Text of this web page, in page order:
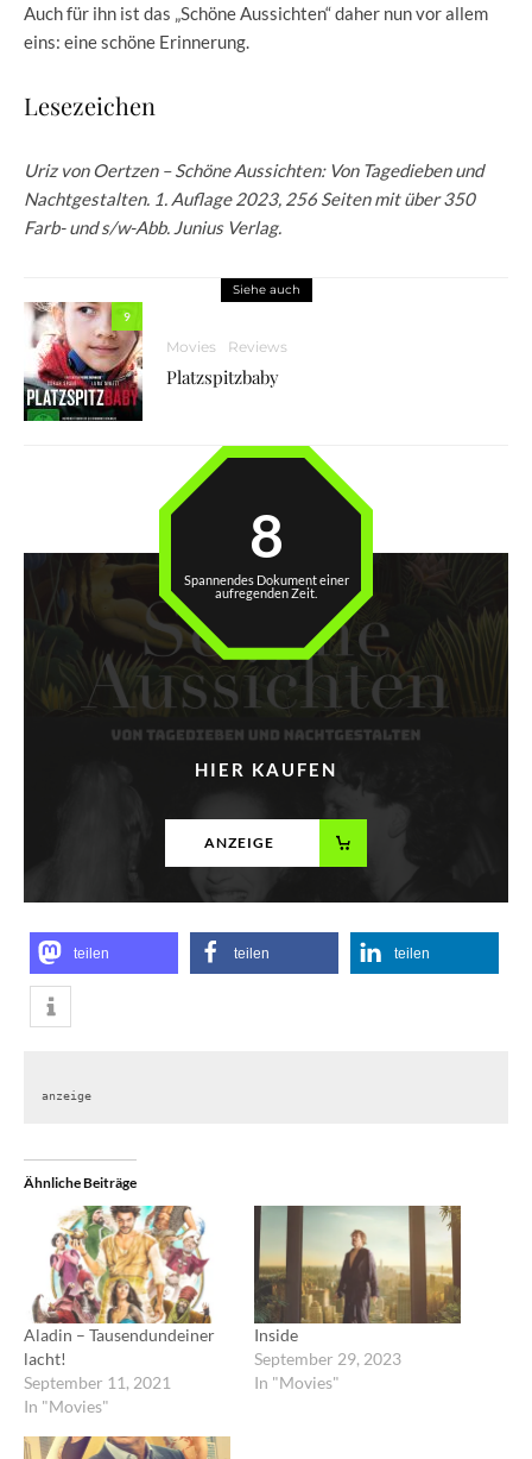
Auch für ihn ist das „Schöne Aussichten“ daher nun vor allem
eins: eine schöne Erinnerung.
Lesezeichen
Uriz von Oertzen – Schöne Aussichten: Von Tagedieben und
Nachtgestalten. 1. Auflage 2023, 256 Seiten mit über 350
Farb- und s/w-Abb. Junius Verlag.
Siehe auch
9
Movies Reviews
Platzspitzbaby
8
Spannendes Dokument einer
aufregenden Zeit.
HIER KAUFEN
ANZEIGE
teilen teilen teilen
anzeige
Ähnliche Beiträge
Aladin – Tausendundeiner
lacht!
September 11, 2021
In "Movies"
Inside
September 29, 2023
In "Movies"